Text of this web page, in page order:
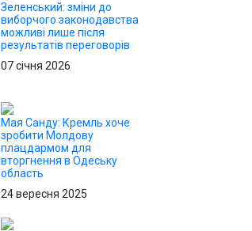
Зеленський: зміни до
виборчого законодавства
можливі лише після
результатів переговорів
07 січня 2026
Мая Санду: Кремль хоче
зробити Молдову
плацдармом для
вторгнення в Одеську
область
24 вересня 2025